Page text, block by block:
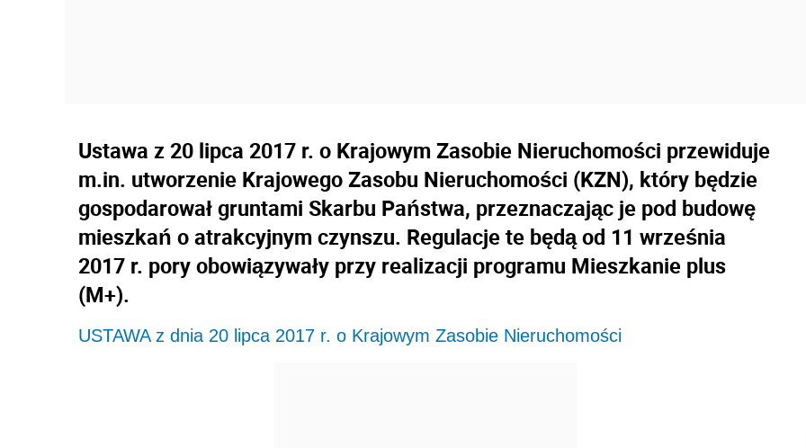
Ustawa z 20 lipca 2017 r. o Krajowym Zasobie Nieruchomości przewiduje
m.in. utworzenie Krajowego Zasobu Nieruchomości (KZN), który będzie
gospodarował gruntami Skarbu Państwa, przeznaczając je pod budowę
mieszkań o atrakcyjnym czynszu. Regulacje te będą od 11 września
2017 r. pory obowiązywały przy realizacji programu Mieszkanie plus
(M+).
USTAWA z dnia 20 lipca 2017 r. o Krajowym Zasobie Nieruchomości